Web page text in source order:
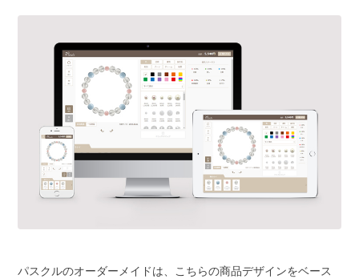
パスクルのオーダーメイドは、こちらの商品デザインをベース